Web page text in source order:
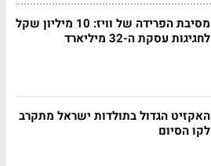
מסיבת הפרידה של וויז: 10 מיליון שקל
לחגיגות עסקת ה-32 מיליארד
האקזיט הגדול בתולדות ישראל מתקרב
לקו הסיום